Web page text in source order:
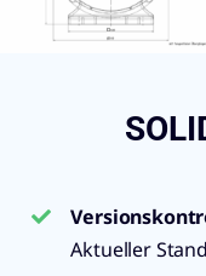
Aktueller